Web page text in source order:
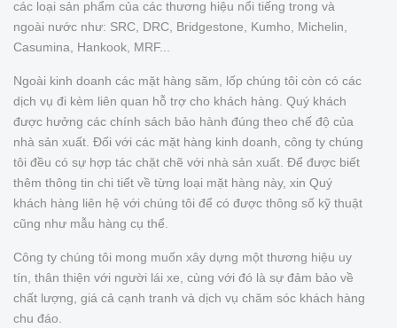
các loại sản phẩm của các thương hiệu nổi tiếng trong và
ngoài nước như: SRC, DRC, Bridgestone, Kumho, Michelin,
Casumina, Hankook, MRF...
Ngoài kinh doanh các mặt hàng săm, lốp chúng tôi còn có các
dịch vụ đi kèm liên quan hỗ trợ cho khách hàng. Quý khách
được hưởng các chính sách bảo hành đúng theo chế độ của
nhà sản xuất. Đối với các mặt hàng kinh doanh, công ty chúng
tôi đều có sự hợp tác chặt chẽ với nhà sản xuất. Để được biết
thêm thông tin chi tiết về từng loại mặt hàng này, xin Quý
khách hàng liên hệ với chúng tôi để có được thông số kỹ thuật
cũng như mẫu hàng cụ thể.
Công ty chúng tôi mong muốn xây dựng một thương hiệu uy
tín, thân thiện với người lái xe, cùng với đó là sự đảm bảo về
chất lượng, giá cả cạnh tranh và dịch vụ chăm sóc khách hàng
chu đáo.